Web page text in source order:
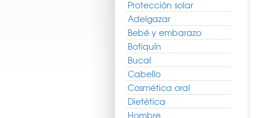
Protección solar
Adelgazar
Bebé y embarazo
Botiquín
Bucal
Cabello
Cosmética oral
Dietética
Hombre